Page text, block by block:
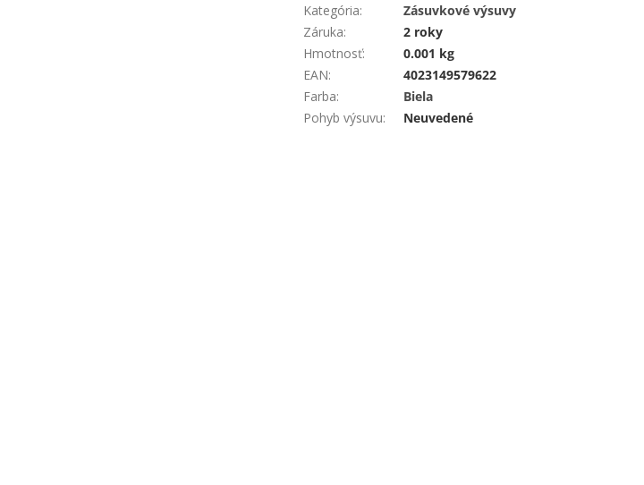
Kategória:
Zásuvkové výsuvy
Záruka:
2 roky
Hmotnosť:
0.001 kg
EAN:
4023149579622
Farba:
Biela
Pohyb výsuvu: Neuvedené